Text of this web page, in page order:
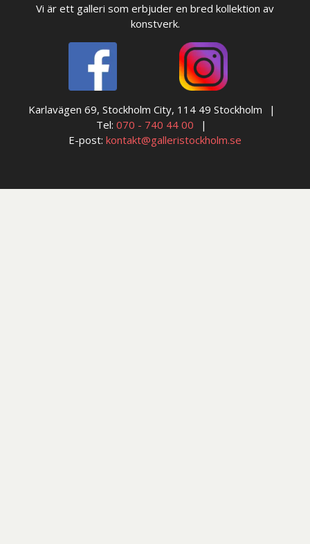
Vi är ett galleri som erbjuder en bred kollektion av
konstverk.
Karlavägen 69, Stockholm City, 114 49 Stockholm
Tel: 070 - 740 44 00
E-post: kontakt@galleristockholm.se